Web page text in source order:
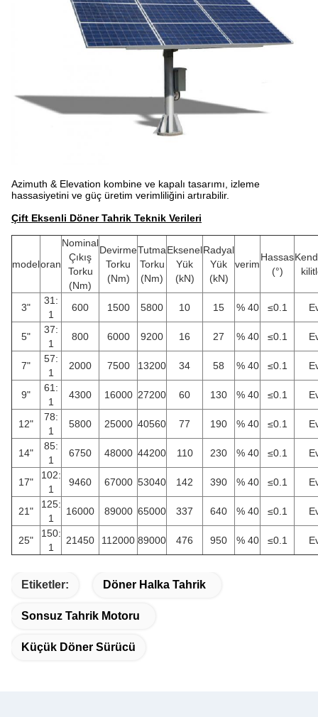
Azimuth & Elevation kombine ve kapalı tasarımı, izleme
hassasiyetini ve güç üretim verimliliğini artırabilir.
Çift Eksenli Döner Tahrik Teknik Verileri
modeloran
Nominal
Çıkış
Torku
(Nm)
Devirme
Torku
(Nm)
Tutma
Torku
(Nm)
Eksenel
Yük
(kN)
Radyal
Yük
(kN)
verim
Hassas
(°)
3"
31:
1
600 1500 5800 10 15 % 40 ≤0.1
5"
37:
1
800 6000 9200 16 27 % 40 ≤0.1
7"
57:
1
2000 7500 13200 34 58 % 40 ≤0.1
9"
61:
1
4300 16000 27200 60 130 % 40 ≤0.1
12"
78:
1
5800 25000 40560 77 190 % 40 ≤0.1
14"
85:
1
6750 48000 44200 110 230 % 40 ≤0.1
17"
102:
1
9460 67000 53040 142 390 % 40 ≤0.1
21"
125:
1
16000 89000 65000 337 640 % 40 ≤0.1
25"
150:
1
21450 112000 89000 476 950 % 40 ≤0.1
Etiketler: Döner Halka Tahrik
Sonsuz Tahrik Motoru
Küçük Döner Sürücü